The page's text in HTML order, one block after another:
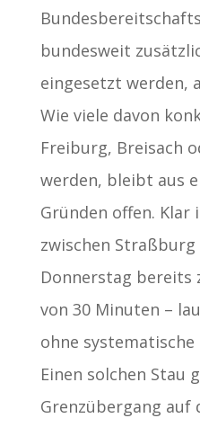
bundesweit
eingesetzt werden,
Wie viele davon
Freiburg, Breisach
werden, bleibt aus
Gründen offen. Klar
zwischen Straßburg
Donnerstag bereits
von 30 Minuten –
ohne
Einen solchen Stau
Grenzübergang auf